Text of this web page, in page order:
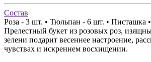
Состав
Роза - 3 шт. • Тюльпан - 6 шт. • Писташка
Прелестный букет из розовых роз,
зелени подарит весеннее настроение,
чувствах и искреннем восхищении.